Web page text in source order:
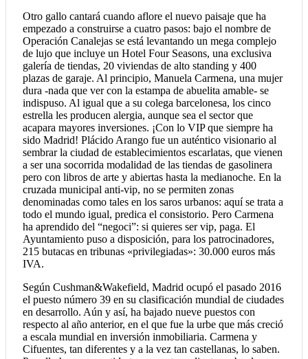
Otro gallo cantará cuando aflore el nuevo paisaje que ha
empezado a construirse a cuatro pasos: bajo el nombre de
Operación Canalejas se está levantando un mega complejo
de lujo que incluye un Hotel Four Seasons, una exclusiva
galería de tiendas, 20 viviendas de alto standing y 400
plazas de garaje. Al principio, Manuela Carmena, una mujer
dura -nada que ver con la estampa de abuelita amable- se
indispuso. Al igual que a su colega barcelonesa, los cinco
estrella les producen alergia, aunque sea el sector que
acapara mayores inversiones. ¡Con lo VIP que siempre ha
sido Madrid! Plácido Arango fue un auténtico visionario al
sembrar la ciudad de establecimientos escarlatas, que vienen
a ser una socorrida modalidad de las tiendas de gasolinera
pero con libros de arte y abiertas hasta la medianoche. En la
cruzada municipal anti-vip, no se permiten zonas
denominadas como tales en los saros urbanos: aquí se trata a
todo el mundo igual, predica el consistorio. Pero Carmena
ha aprendido del “negoci”: si quieres ser vip, paga. El
Ayuntamiento puso a disposición, para los patrocinadores,
215 butacas en tribunas «privilegiadas»: 30.000 euros más
IVA.
Según Cushman&Wakefield, Madrid ocupó el pasado 2016
el puesto número 39 en su clasificación mundial de ciudades
en desarrollo. Aún y así, ha bajado nueve puestos con
respecto al año anterior, en el que fue la urbe que más creció
a escala mundial en inversión inmobiliaria. Carmena y
Cifuentes, tan diferentes y a la vez tan castellanas, lo saben.